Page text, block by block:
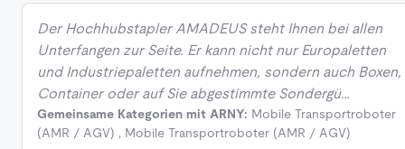
Der Hochhubstapler AMADEUS steht Ihnen bei allen
Unterfangen zur Seite. Er kann nicht nur Europaletten
und Industriepaletten aufnehmen, sondern auch Boxen,
Container oder auf Sie abgestimmte Sondergü…
Gemeinsame Kategorien mit ARNY: Mobile Transportroboter
(AMR / AGV) , Mobile Transportroboter (AMR / AGV)